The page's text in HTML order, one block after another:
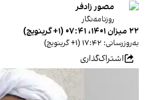
مصور زادفر
روزنامه‌نگار
۲۲ میزان ۱۴۰۱، ۰۷:۴۱ (‎+۱ گرینویچ)
به‌روزرسانی: ۱۷:۴۲ (‎+۱ گرینویچ)
اشتراک‌گذاری